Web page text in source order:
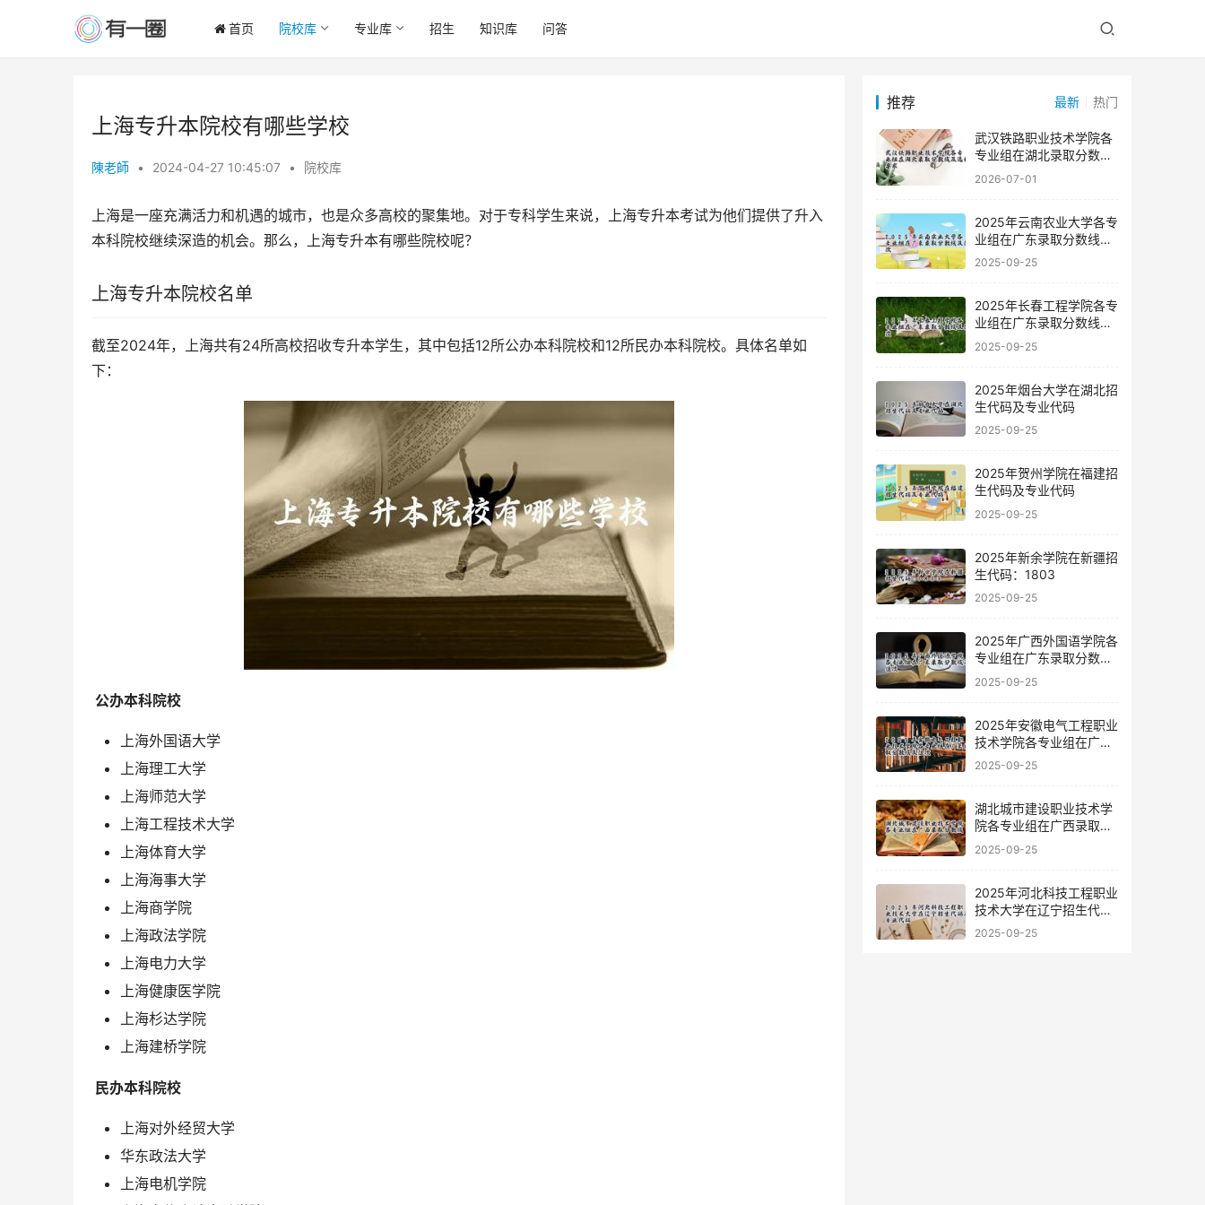
首页 院校库 专业库 招生 知识库 问答
上海专升本院校有哪些学校
陳老師 • 2024-04-27 10:45:07 • 院校库
上海是一座充满活力和机遇的城市，也是众多高校的聚集地。对于专科学生来说，上海专升本考试为他们提供了升入
本科院校继续深造的机会。那么，上海专升本有哪些院校呢？
上海专升本院校名单
截至2024年，上海共有24所高校招收专升本学生，其中包括12所公办本科院校和12所民办本科院校。具体名单如
下：
公办本科院校
上海外国语大学
上海理工大学
上海师范大学
上海工程技术大学
上海体育大学
上海海事大学
上海商学院
上海政法学院
上海电力大学
上海健康医学院
上海杉达学院
上海建桥学院
民办本科院校
上海对外经贸大学
华东政法大学
上海电机学院
推荐 最新 热门
武汉铁路职业技术学院各
专业组在湖北录取分数线
及选科要求
2026-07-01
2025年云南农业大学各专
业组在广东录取分数线及
位次
2025-09-25
2025年长春工程学院各专
业组在广东录取分数线及
位次
2025-09-25
2025年烟台大学在湖北招
生代码及专业代码
2025-09-25
2025年贺州学院在福建招
生代码及专业代码
2025-09-25
2025年新余学院在新疆招
生代码：1803
2025-09-25
2025年广西外国语学院各
专业组在广东录取分数线
及位次
2025-09-25
2025年安徽电气工程职业
技术学院各专业组在广东
录取分数线及位次
2025-09-25
湖北城市建设职业技术学
院各专业组在广西录取分
数线
2025-09-25
2025年河北科技工程职业
技术大学在辽宁招生代码
及专业代码
2025-09-25